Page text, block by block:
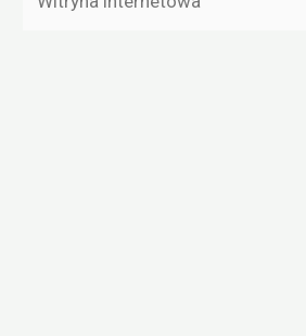
internetowa